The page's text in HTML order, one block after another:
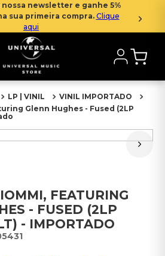
nossa newsletter e ganhe 5%
sua primeira compra. Clique
aqui
LP | VINIL
VINIL IMPORTADO
Glenn Hughes - Fused (2LP
FEATURING
- FUSED (2LP
- IMPORTADO